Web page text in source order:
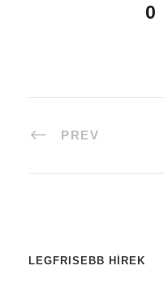
0
PREV
LEGFRISEBB HÍREK